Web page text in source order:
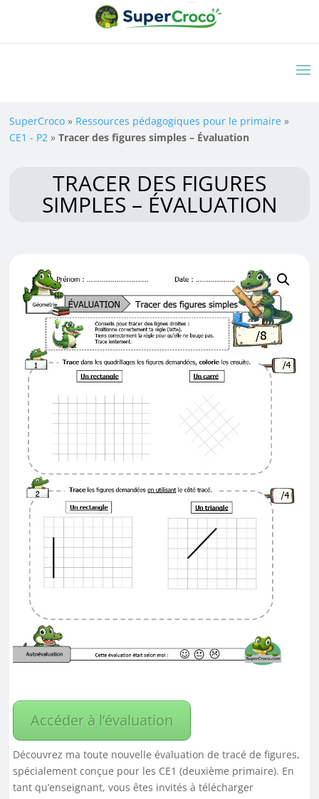
SuperCroco » Ressources pédagogiques pour le primaire »
CE1 - P2 »Tracer des figures simples – Évaluation
TRACER DES FIGURES
SIMPLES – ÉVALUATION
Accéder à l’évaluation
Découvrez ma toute nouvelle évaluation de tracé de figures,
spécialement conçue pour les CE1 (deuxième primaire). En
tant qu’enseignant, vous êtes invités à télécharger